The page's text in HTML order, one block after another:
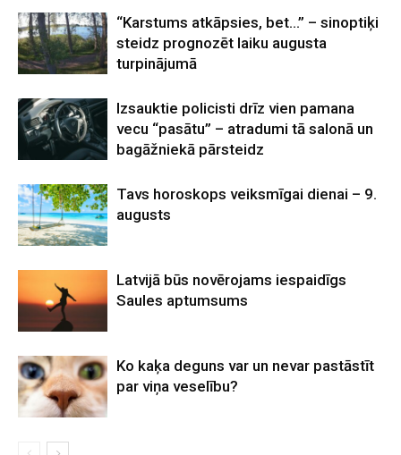
“Karstums atkāpsies, bet…” – sinoptiķi
steidz prognozēt laiku augusta
turpinājumā
Izsauktie policisti drīz vien pamana
vecu “pasātu” – atradumi tā salonā un
bagāžniekā pārsteidz
Tavs horoskops veiksmīgai dienai – 9.
augusts
Latvijā būs novērojams iespaidīgs
Saules aptumsums
Ko kaķa deguns var un nevar pastāstīt
par viņa veselību?